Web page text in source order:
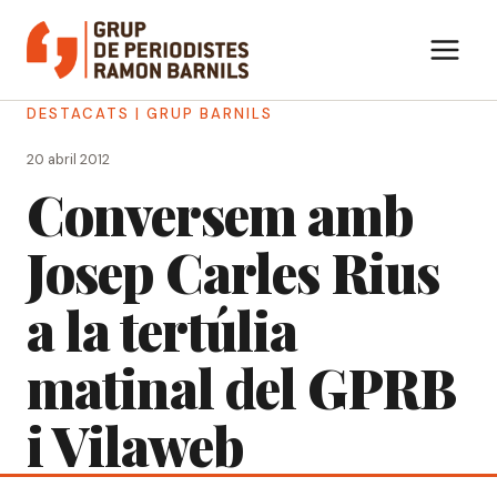
contingut
DESTACATS | GRUP BARNILS
20 abril 2012
Conversem amb
Josep Carles Rius
a la tertúlia
matinal del GPRB
i Vilaweb